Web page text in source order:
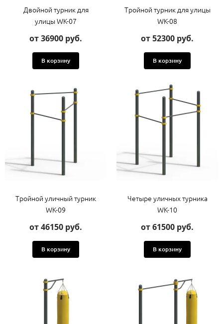
Двойной турник для
улицы WK-07
от 36900 руб.
В корзину
Тройной турник для улицы
WK-08
от 52300 руб.
В корзину
Тройной уличный турник
WK-09
от 46150 руб.
В корзину
Четыре уличных турника
WK-10
от 61500 руб.
В корзину